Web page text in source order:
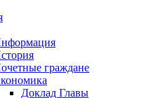
граждане
Доклад Главы